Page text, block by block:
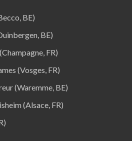
BE)
BE)
FR)
(Vosges, FR)
(Waremme, BE)
(Alsace, FR)